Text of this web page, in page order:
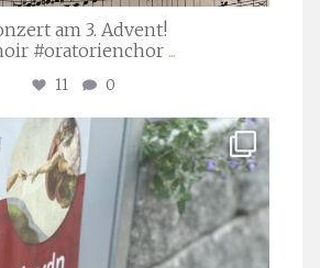
am 3. Advent!
#oratorienchor ...
11 0
Juli 23